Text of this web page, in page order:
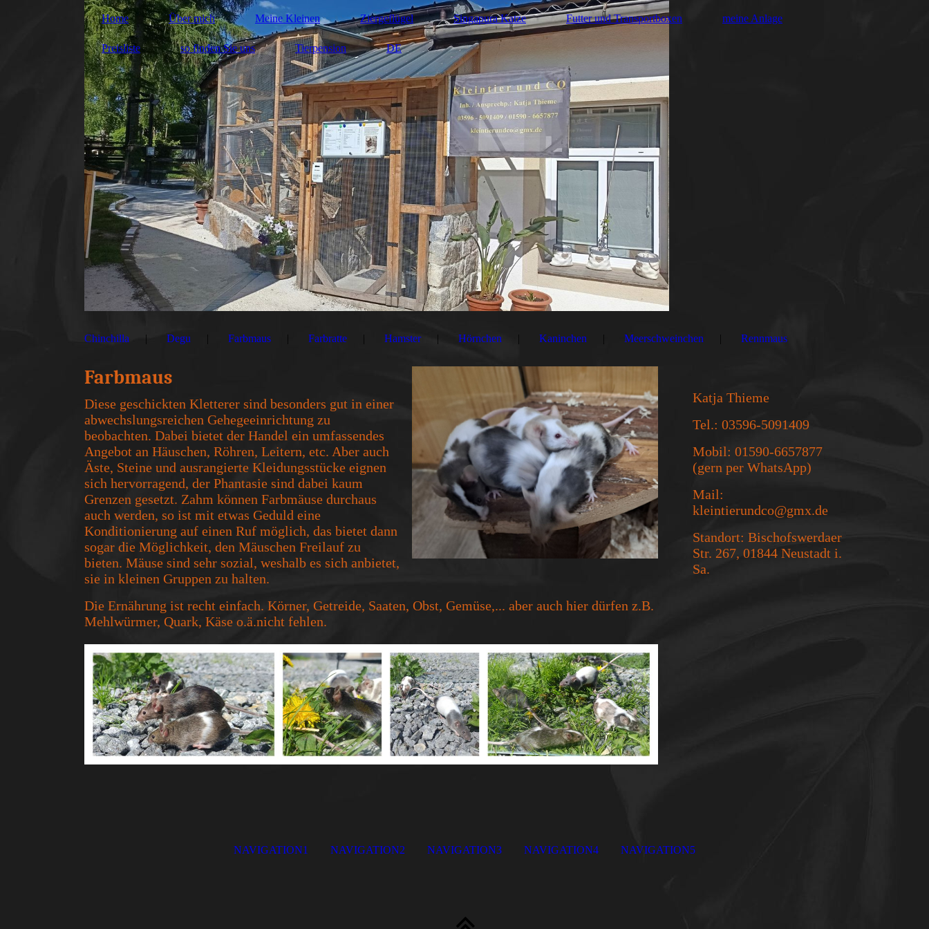
Home Über mich Meine Kleinen Ziergeflügel Singapura Katze Futter und Transportboxen meine Anlage
Preisliste so finden Sie uns Tierpension DE
Chinchilla Degu Farbmaus Farbratte Hamster Hörnchen Kaninchen Meerschweinchen Rennmaus
Farbmaus
Diese geschickten Kletterer sind besonders gut in einer
abwechslungsreichen Gehegeeinrichtung zu
beobachten. Dabei bietet der Handel ein umfassendes
Angebot an Häuschen, Röhren, Leitern, etc. Aber auch
Äste, Steine und ausrangierte Kleidungsstücke eignen
sich hervorragend, der Phantasie sind dabei kaum
Grenzen gesetzt. Zahm können Farbmäuse durchaus
auch werden, so ist mit etwas Geduld eine
Konditionierung auf einen Ruf möglich, das bietet dann
sogar die Möglichkeit, den Mäuschen Freilauf zu
bieten. Mäuse sind sehr sozial, weshalb es sich anbietet,
sie in kleinen Gruppen zu halten.
Die Ernährung ist recht einfach. Körner, Getreide, Saaten, Obst, Gemüse,... aber auch hier dürfen z.B.
Mehlwürmer, Quark, Käse o.ä.nicht fehlen.
Katja Thieme
Tel.: 03596-5091409
Mobil: 01590-6657877
(gern per WhatsApp)
Mail:
kleintierundco@gmx.de
Standort: Bischofswerdaer
Str. 267, 01844 Neustadt i.
Sa.
NAVIGATION1 NAVIGATION2 NAVIGATION3 NAVIGATION4 NAVIGATION5